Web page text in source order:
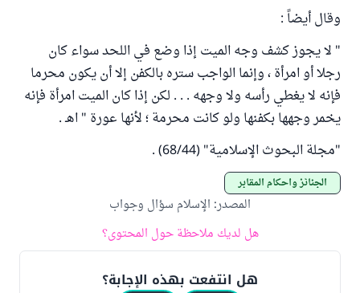
وقال أيضاً :
" لا يجوز كشف وجه الميت إذا وضع في اللحد سواء كان
رجلا أو امرأة ، وإنما الواجب ستره بالكفن إلا أن يكون محرما
فإنه لا يغطي رأسه ولا وجهه . . . لكن إذا كان الميت امرأة فإنه
يخمر وجهها بكفنها ولو كانت محرمة ؛ لأنها عورة " اهـ .
"مجلة البحوث الإسلامية" (68/44) .
الجنائز وأحكام المقابر
المصدر: الإسلام سؤال وجواب
هل لديك ملاحظة حول المحتوى؟
هل انتفعت بهذه الإجابة؟